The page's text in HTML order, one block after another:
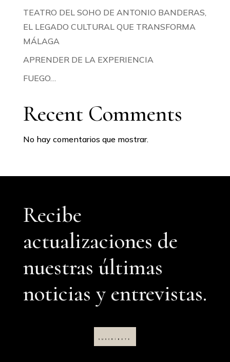
TEATRO DEL SOHO DE ANTONIO BANDERAS,
EL LEGADO CULTURAL QUE TRANSFORMA
MÁLAGA
APRENDER DE LA EXPERIENCIA
FUEGO…
Recent Comments
No hay comentarios que mostrar.
Recibe
actualizaciones de
nuestras últimas
noticias y entrevistas.
SUSCRÍBETE